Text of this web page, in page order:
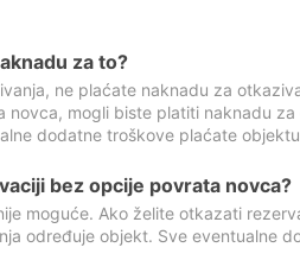
za to?
ne plaćate naknadu za
mogli biste platiti naknadu
dodatne troškove plaćate
bez opcije povrata novca?
moguće. Ako želite otkazati
određuje objekt. Sve eventualne